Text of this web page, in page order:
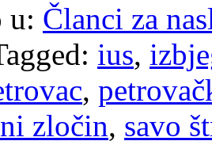
u: Članci za
ius,
,
zločin, savo